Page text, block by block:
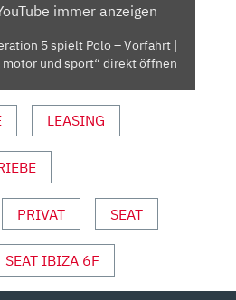
immer anzeigen
5 spielt Polo – Vorfahrt |
motor und sport“ direkt öffnen
LEASING
PRIVAT SEAT
SEAT IBIZA 6F